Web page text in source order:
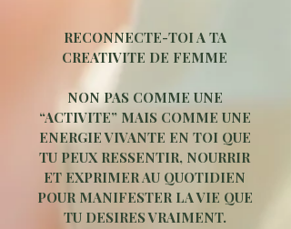
RECONNECTE-TOI A TA
CREATIVITE DE FEMME
NON PAS COMME UNE
“ACTIVITE” MAIS COMME UNE
ENERGIE VIVANTE EN TOI QUE
TU PEUX RESSENTIR, NOURRIR
ET EXPRIMER AU QUOTIDIEN
POUR MANIFESTER LA VIE QUE
TU DESIRES VRAIMENT.